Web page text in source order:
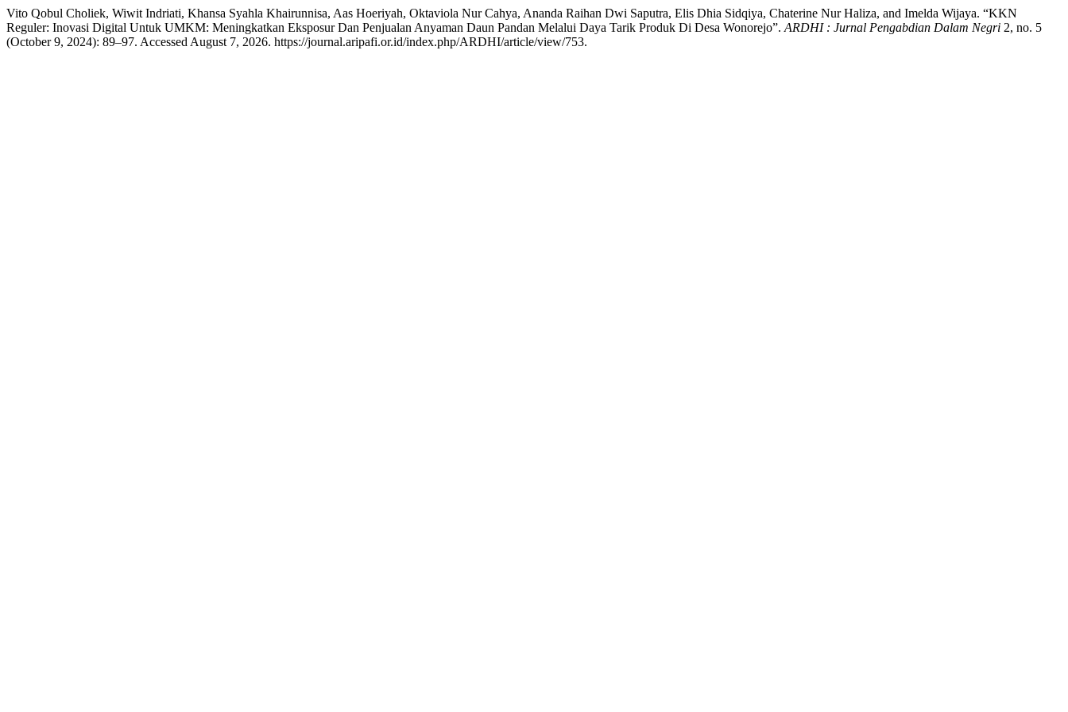
Vito Qobul Choliek, Wiwit Indriati, Khansa Syahla Khairunnisa, Aas Hoeriyah, Oktaviola Nur Cahya, Ananda Raihan Dwi Saputra, Elis Dhia Sidqiya, Chaterine Nur Haliza, and Imelda Wijaya. “KKN
Reguler: Inovasi Digital Untuk UMKM: Meningkatkan Eksposur Dan Penjualan Anyaman Daun Pandan Melalui Daya Tarik Produk Di Desa Wonorejo”. ARDHI : Jurnal Pengabdian Dalam Negri 2, no. 5
(October 9, 2024): 89–97. Accessed August 7, 2026. https://journal.aripafi.or.id/index.php/ARDHI/article/view/753.